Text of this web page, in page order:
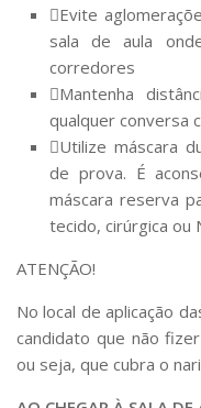
Evite
sala de aula
corredores
Mantenha
qualquer conversa
Utilize máscara
de prova. É
máscara reserva
tecido, cirúrgica ou
ATENÇÃO!
No local de aplicação
candidato que não
ou seja, que cubra o